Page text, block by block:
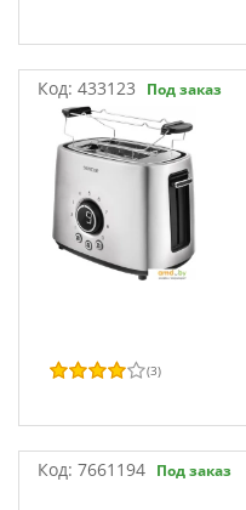
Код: 433123 Под заказ
(3)
Код: 7661194 Под заказ